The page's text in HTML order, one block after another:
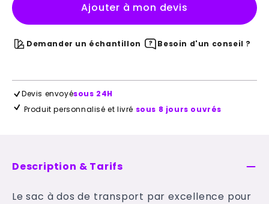
Ajouter à mon devis
Demander un échantillon Besoin d'un conseil ?
Devis envoyésous 24H
Produit personnalisé et livré sous 8 jours ouvrés
Description & Tarifs
Le sac à dos de transport par excellence pour